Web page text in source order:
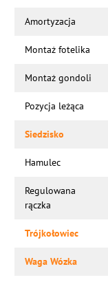
Amortyzacja
Montaż fotelika
Montaż gondoli
Pozycja leżąca
Siedzisko
Hamulec
Regulowana
rączka
Trójkołowiec
Waga Wózka